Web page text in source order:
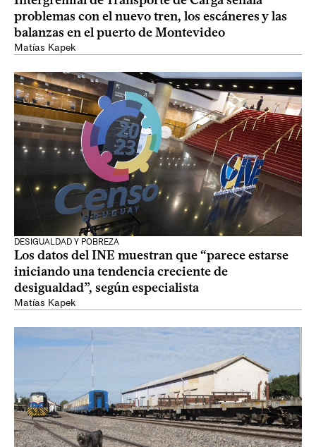
problemas con el nuevo tren, los escáneres y las
balanzas en el puerto de Montevideo
Matías Kapek
DESIGUALDAD Y POBREZA
Los datos del INE muestran que “parece estarse
iniciando una tendencia creciente de
desigualdad”, según especialista
Matías Kapek